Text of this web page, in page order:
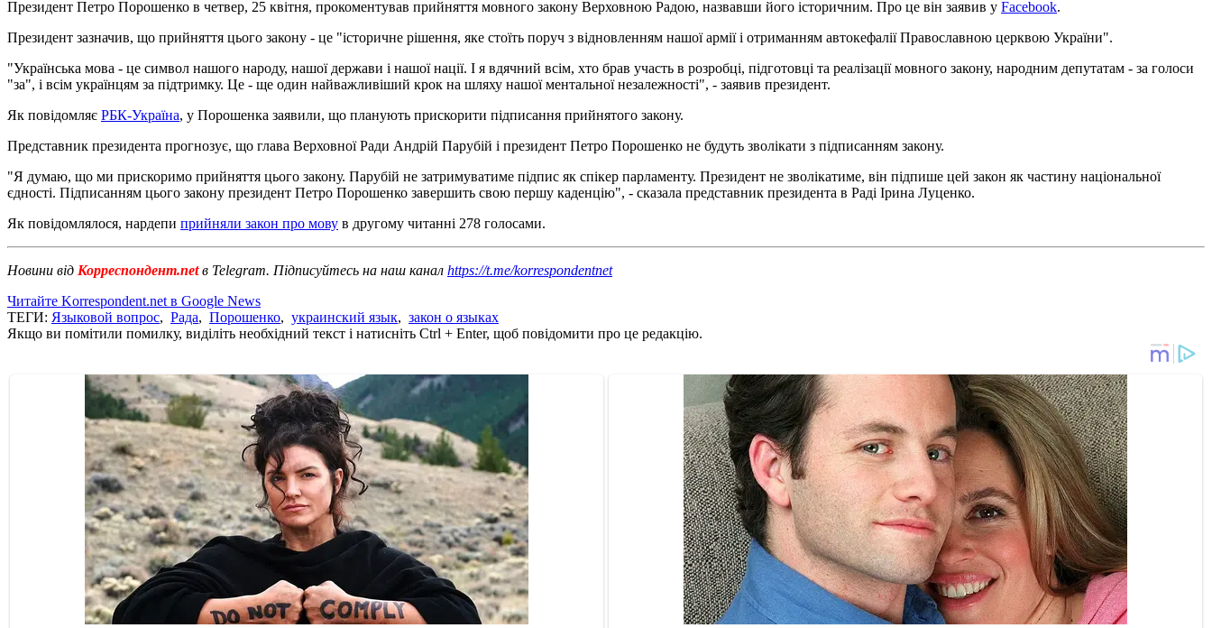
Президент Петро Порошенко в четвер, 25 квітня, прокоментував прийняття мовного закону Верховною Радою, назвавши його історичним. Про це він заявив у Facebook.
Президент зазначив, що прийняття цього закону - це "історичне рішення, яке стоїть поруч з відновленням нашої армії і отриманням автокефалії Православною церквою України".
"Українська мова - це символ нашого народу, нашої держави і нашої нації. І я вдячний всім, хто брав участь в розробці, підготовці та реалізації мовного закону, народним депутатам - за голоси
"за", і всім українцям за підтримку. Це - ще один найважливіший крок на шляху нашої ментальної незалежності", - заявив президент.
Як повідомляє РБК-Україна, у Порошенка заявили, що планують прискорити підписання прийнятого закону.
Представник президента прогнозує, що глава Верховної Ради Андрій Парубій і президент Петро Порошенко не будуть зволікати з підписанням закону.
"Я думаю, що ми прискоримо прийняття цього закону. Парубій не затримуватиме підпис як спікер парламенту. Президент не зволікатиме, він підпише цей закон як частину національної
єдності. Підписанням цього закону президент Петро Порошенко завершить свою першу каденцію", - сказала представник президента в Раді Ірина Луценко.
Як повідомлялося, нардепи прийняли закон про мову в другому читанні 278 голосами.
Новини від Корреспондент.netв Telegram. Підписуйтесь на наш канал https://t.me/korrespondentnet
Читайте Korrespondent.net в Google News
ТЕГИ: Языковой вопрос, Рада, Порошенко, украинский язык, закон о языках
Якщо ви помітили помилку, виділіть необхідний текст і натисніть Ctrl + Enter, щоб повідомити про це редакцію.